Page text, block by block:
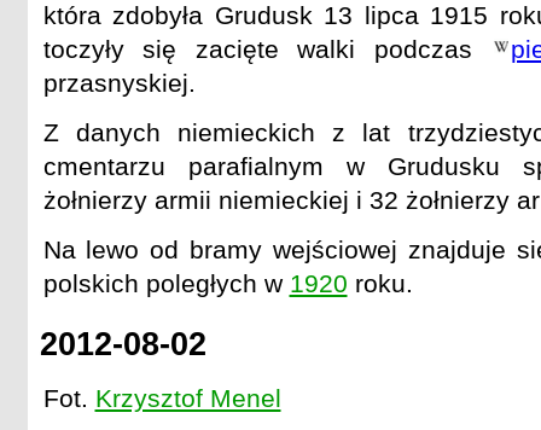
która zdobyła Grudusk 13 lipca 1915
toczyły się zacięte walki podczas
przasnyskiej.
Z danych niemieckich z lat
cmentarzu parafialnym w Grudusku
żołnierzy armii niemieckiej i 32 żołnierzy
Na lewo od bramy wejściowej znajduje
polskich poległych w 1920 roku.
2012-08-02
Fot. Krzysztof Menel